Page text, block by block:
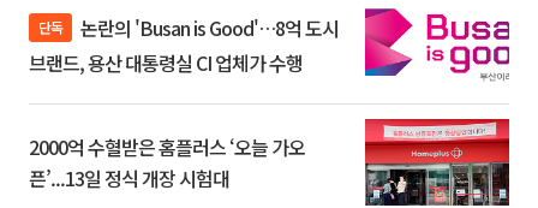
단독
브랜드, 용산 대통령실 CI 업체가 수행
2000억 수혈받은 홈플러스 ‘오늘 가오
픈’...13일 정식 개장 시험대